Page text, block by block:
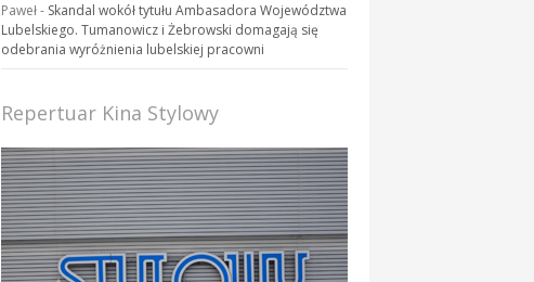
Paweł- Skandal wokół tytułu Ambasadora Województwa
Lubelskiego. Tumanowicz i Żebrowski domagają się
odebrania wyróżnienia lubelskiej pracowni
Repertuar Kina Stylowy